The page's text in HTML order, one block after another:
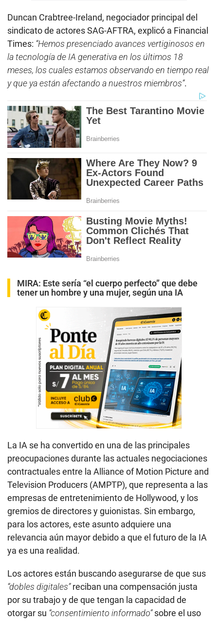
Duncan Crabtree-Ireland, negociador principal del
sindicato de actores SAG-AFTRA, explicó a Financial
Times: “Hemos presenciado avances vertiginosos en
la tecnología de IA generativa en los últimos 18
meses, los cuales estamos observando en tiempo real
y que ya están afectando a nuestros miembros”.
MIRA: Este sería “el cuerpo perfecto” que debe
tener un hombre y una mujer, según una IA
La IA se ha convertido en una de las principales
preocupaciones durante las actuales negociaciones
contractuales entre la Alliance of Motion Picture and
Television Producers (AMPTP), que representa a las
empresas de entretenimiento de Hollywood, y los
gremios de directores y guionistas. Sin embargo,
para los actores, este asunto adquiere una
relevancia aún mayor debido a que el futuro de la IA
ya es una realidad.
Los actores están buscando asegurarse de que sus
“dobles digitales”reciban una compensación justa
por su trabajo y de que tengan la capacidad de
otorgar su “consentimiento informado”sobre el uso